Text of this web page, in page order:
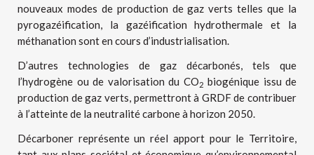
nouveaux modes de production de gaz verts telles que la
pyrogazéification, la gazéification hydrothermale et la
méthanation sont en cours d’industrialisation.
D’autres technologies de gaz décarbonés, tels que
l’hydrogène ou de valorisation du CO2 biogénique issu de
production de gaz verts, permettront à GRDF de contribuer
à l’atteinte de la neutralité carbone à horizon 2050.
Décarboner représente un réel apport pour le Territoire,